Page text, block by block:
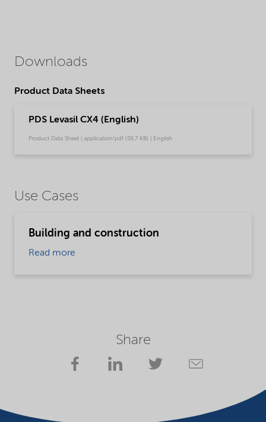
Downloads
Product Data Sheets
PDS Levasil CX4 (English)
Product Data Sheet | application/pdf (59,7 KB) | English
Use Cases
Building and construction
Read more
Share